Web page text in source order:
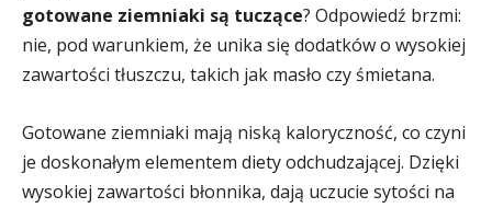
gotowane ziemniaki są tuczące? Odpowiedź brzmi:
nie, pod warunkiem, że unika się dodatków o wysokiej
zawartości tłuszczu, takich jak masło czy śmietana.
Gotowane ziemniaki mają niską kaloryczność, co czyni
je doskonałym elementem diety odchudzającej. Dzięki
wysokiej zawartości błonnika, dają uczucie sytości na